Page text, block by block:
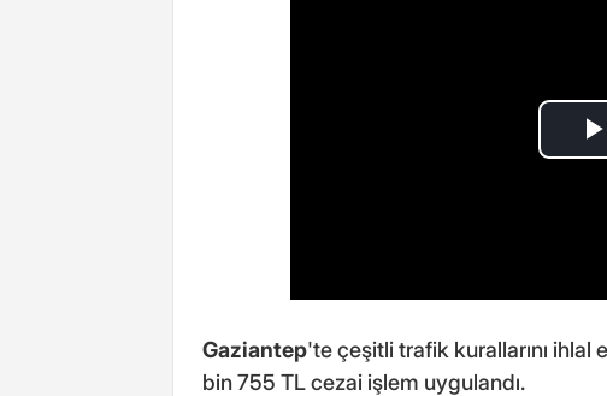
Gaziantep'te çeşitli trafik kurallarını
bin 755 TL cezai işlem uygulandı.